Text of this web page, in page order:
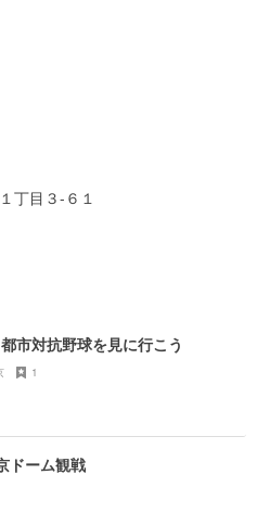
丁目３-６１
市対抗野球を見に行こう
1
ドーム観戦